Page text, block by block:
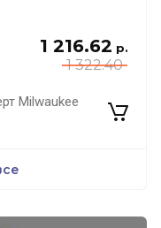
1 322.40
1 216.62 р.
Milwaukee